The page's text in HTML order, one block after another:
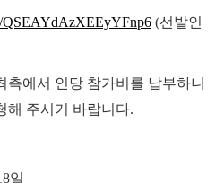
QSEAYdAzXEEyYFnp6 (선발인
서 인당 참가비를 납부하니
해 주시기 바랍니다.
일